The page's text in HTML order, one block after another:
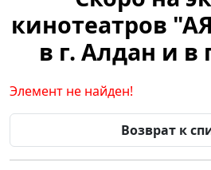
кинотеатров
в г. Алдан и в
Элемент не найден!
Возврат к